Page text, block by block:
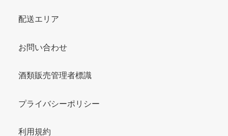
配送エリア
お問い合わせ
酒類販売管理者標識
プライバシーポリシー
利用規約